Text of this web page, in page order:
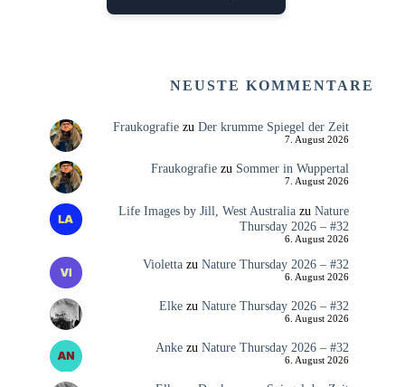
NEUSTE KOMMENTARE
Fraukografiezu Der krumme Spiegel der Zeit
7. August 2026
Fraukografiezu Sommer in Wuppertal
7. August 2026
Life Images by Jill, West Australiazu Nature
Thursday 2026 – #32
6. August 2026
Violettazu Nature Thursday 2026 – #32
6. August 2026
Elkezu Nature Thursday 2026 – #32
6. August 2026
Ankezu Nature Thursday 2026 – #32
6. August 2026